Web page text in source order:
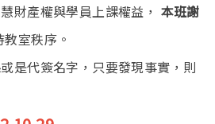
財產權與學員上課權益， 本班謝
教室秩序。
是代簽名字，只要發現事實，則